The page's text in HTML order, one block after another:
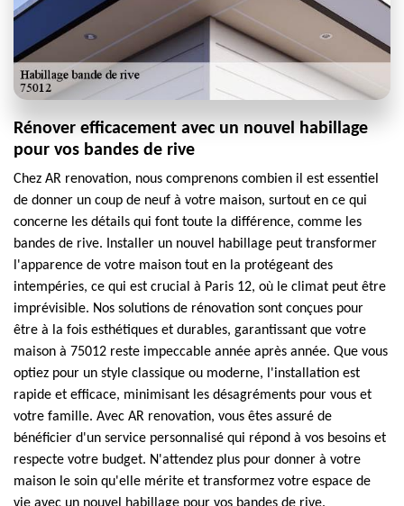
Rénover efficacement avec un nouvel habillage
pour vos bandes de rive
Chez AR renovation, nous comprenons combien il est essentiel
de donner un coup de neuf à votre maison, surtout en ce qui
concerne les détails qui font toute la différence, comme les
bandes de rive. Installer un nouvel habillage peut transformer
l'apparence de votre maison tout en la protégeant des
intempéries, ce qui est crucial à Paris 12, où le climat peut être
imprévisible. Nos solutions de rénovation sont conçues pour
être à la fois esthétiques et durables, garantissant que votre
maison à 75012 reste impeccable année après année. Que vous
optiez pour un style classique ou moderne, l'installation est
rapide et efficace, minimisant les désagréments pour vous et
votre famille. Avec AR renovation, vous êtes assuré de
bénéficier d'un service personnalisé qui répond à vos besoins et
respecte votre budget. N'attendez plus pour donner à votre
maison le soin qu'elle mérite et transformez votre espace de